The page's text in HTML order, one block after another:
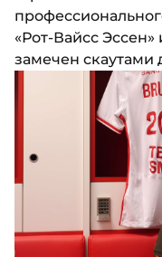
«Рот-Вайсс
замечен скаутами